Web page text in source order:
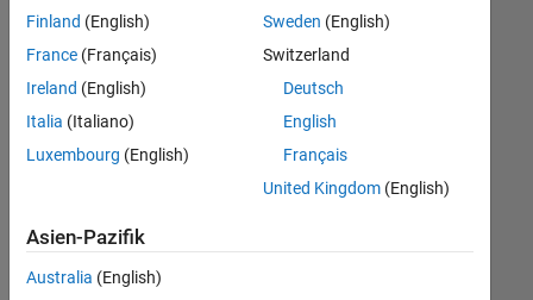
Suchkriterien
weiter
fassen
oder
alle
Stellenangebote
anzeigen .
noch
keine
Finland (English)
France (Français)
Ireland (English)
Italia (Italiano)
Luxembourg (English)
Sweden (English)
Switzerland
Deutsch
English
Français
United Kingdom(English)
Asien-Pazifik
Australia (English)